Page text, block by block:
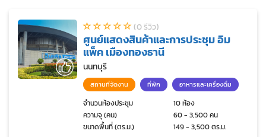
v
g
(0 รีวิว)
ศูนย์แสดงสินค้าและการประชุม อิม
แพ็ค เมืองทองธานี
นนทบุรี
สถานที่จัดงาน ที่พัก อาหารและเครื่องดื่ม
จำนวนห้องประชุม
10 ห้อง
ความจุ (คน)
60 - 3,500 คน
ขนาดพื้นที่ (ตร.ม.)
149 - 3,500 ตร.ม.